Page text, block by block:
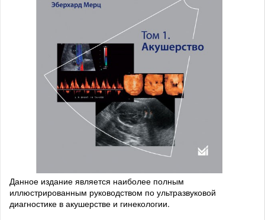
Данное издание является наиболее полным
иллюстрированным руководством по ультразвуковой
диагностике в акушерстве и гинекологии.